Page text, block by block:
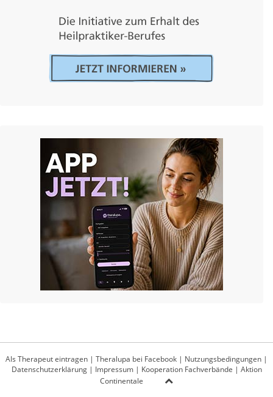
Als Therapeut eintragen | Theralupa bei Facebook | Nutzungsbedingungen |
Datenschutzerklärung| Impressum| Kooperation Fachverbände | Aktion
Continentale